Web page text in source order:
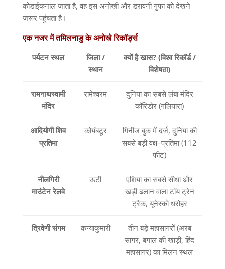
कोडाईकनाल जाता है, वह इस अनोखी और डरावनी गुफा को देखने
जरूर पहुंचता है।
एकनजरमेंतमिलनाडुकेअनोखेरिकॉर्ड्स
पर्यटन स्थल जिला/
स्थान
क्यों है खास? (विश्व रिकॉर्ड/
विशेषता)
रामनाथस्वामी
मंदिर
रामेश्वरम
दुनिया का सबसे लंबा मंदिर
कॉरिडोर (गलियारा)
आदियोगी शिव
प्रतिमा
कोयंबटूर गिनीज बुक में दर्ज, दुनिया की
सबसे बड़ी वक्ष–प्रतिमा(112
फीट)
नीलगिरी
माउंटेन रेलवे
ऊटी
एशिया का सबसे सीधा और
खड़ी ढलान वाला टॉय ट्रेन
ट्रैक, यूनेस्को धरोहर
त्रिवेणी संगम कन्याकुमारी तीन बड़े महासागरों(अरब
सागर,बंगाल की खाड़ी,हिंद
महासागर)का मिलन स्थल